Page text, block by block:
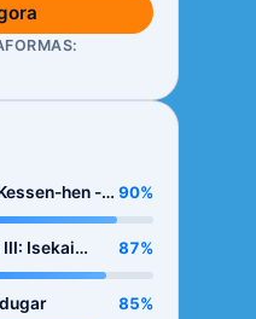
hen -
90%
Isekai
87%
85%